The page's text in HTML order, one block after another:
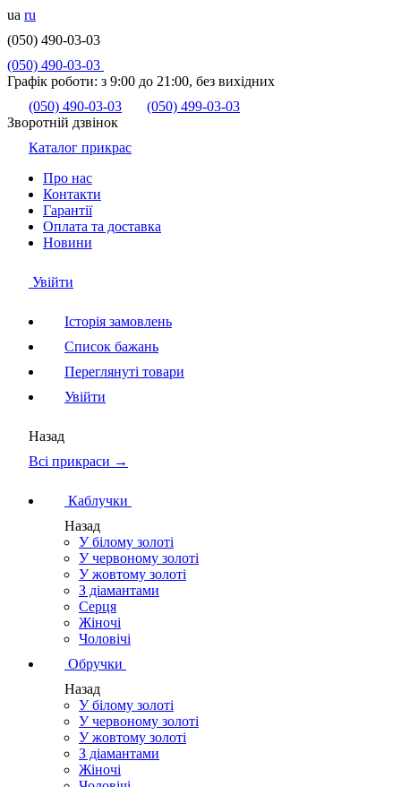
ua ru
(050) 490-03-03
(050) 490-03-03
Графік роботи: з 9:00 до 21:00, без вихідних
(050) 490-03-03
(050) 499-03-03
Зворотній дзвінок
Каталог прикрас
Про нас
Контакти
Гарантії
Оплата та доставка
Новини
Увійти
Історія замовлень
Список бажань
Переглянуті товари
Увійти
Назад
Всі прикраси →
Каблучки
Назад
У білому золоті
У червоному золоті
У жовтому золоті
З діамантами
Серця
Жіночі
Чоловічі
Обручки
Назад
У білому золоті
У червоному золоті
У жовтому золоті
З діамантами
Жіночі